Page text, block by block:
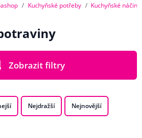
Kuchyňské potřeby Kuchyňské náčiní
Zobrazit filtry
Nejdražší Nejnovější